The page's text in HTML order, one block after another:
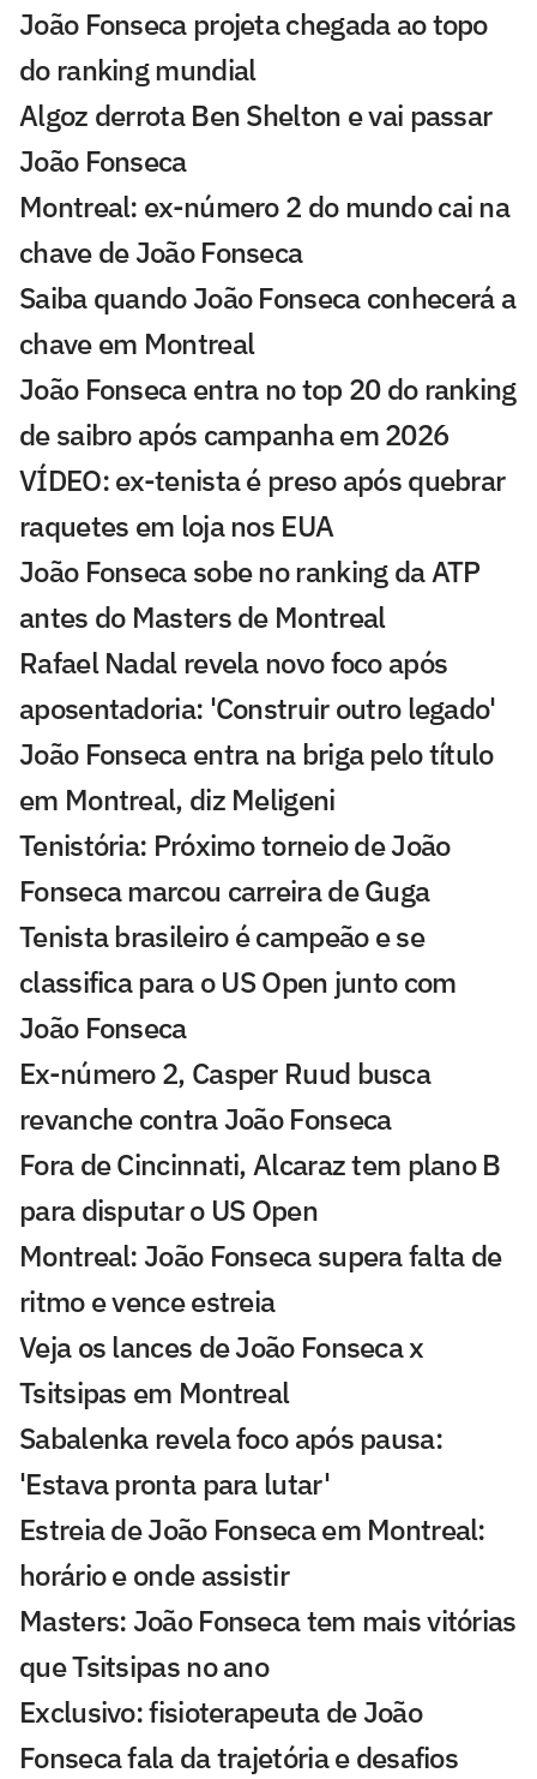
João Fonseca projeta chegada ao topo
do ranking mundial
Algoz derrota Ben Shelton e vai passar
João Fonseca
Montreal: ex-número 2 do mundo cai na
chave de João Fonseca
Saiba quando João Fonseca conhecerá a
chave em Montreal
João Fonseca entra no top 20 do ranking
de saibro após campanha em 2026
VÍDEO: ex-tenista é preso após quebrar
raquetes em loja nos EUA
João Fonseca sobe no ranking da ATP
antes do Masters de Montreal
Rafael Nadal revela novo foco após
aposentadoria: 'Construir outro legado'
João Fonseca entra na briga pelo título
em Montreal, diz Meligeni
Tenistória: Próximo torneio de João
Fonseca marcou carreira de Guga
Tenista brasileiro é campeão e se
classifica para o US Open junto com
João Fonseca
Ex-número 2, Casper Ruud busca
revanche contra João Fonseca
Fora de Cincinnati, Alcaraz tem plano B
para disputar o US Open
Montreal: João Fonseca supera falta de
ritmo e vence estreia
Veja os lances de João Fonseca x
Tsitsipas em Montreal
Sabalenka revela foco após pausa:
'Estava pronta para lutar'
Estreia de João Fonseca em Montreal:
horário e onde assistir
Masters: João Fonseca tem mais vitórias
que Tsitsipas no ano
Exclusivo: fisioterapeuta de João
Fonseca fala da trajetória e desafios